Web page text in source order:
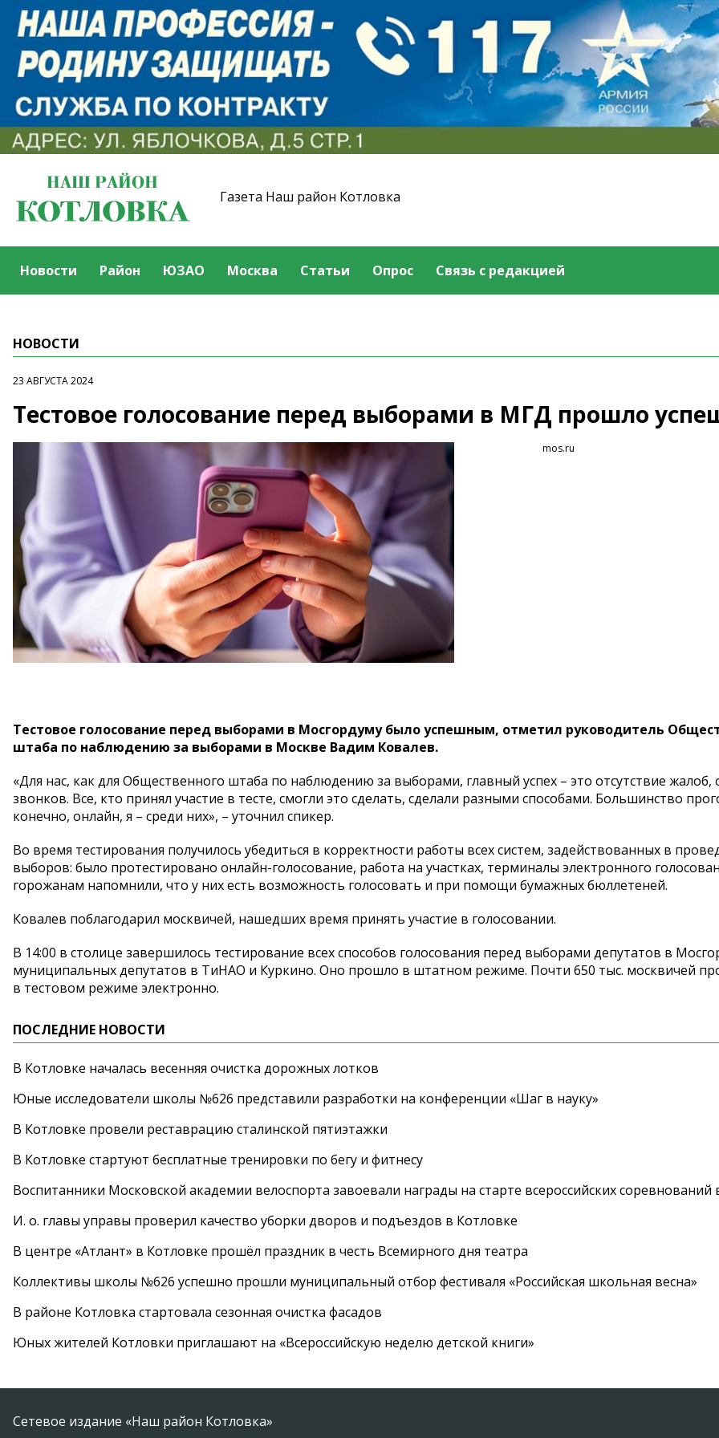
Газета Наш район Котловка
Новости Район ЮЗАО Москва Статьи Опрос Связь с редакцией
НОВОСТИ
23 АВГУСТА 2024
Тестовое голосование перед выборами в МГД прошло
mos.ru
Тестовое голосование перед выборами в Мосгордуму было успешным, отметил руководитель
штаба по наблюдению за выборами в Москве Вадим Ковалев.
«Для нас, как для Общественного штаба по наблюдению за выборами, главный успех – это отсутствие жалоб,
звонков. Все, кто принял участие в тесте, смогли это сделать, сделали разными способами. Большинство
конечно, онлайн, я – среди них», – уточнил спикер.
Во время тестирования получилось убедиться в корректности работы всех систем, задействованных в
выборов: было протестировано онлайн-голосование, работа на участках, терминалы электронного
горожанам напомнили, что у них есть возможность голосовать и при помощи бумажных бюллетеней.
Ковалев поблагодарил москвичей, нашедших время принять участие в голосовании.
В 14:00 в столице завершилось тестирование всех способов голосования перед выборами депутатов в
муниципальных депутатов в ТиНАО и Куркино. Оно прошло в штатном режиме. Почти 650 тыс. москвичей
в тестовом режиме электронно.
ПОСЛЕДНИЕ НОВОСТИ
В Котловке началась весенняя очистка дорожных лотков
Юные исследователи школы №626 представили разработки на конференции «Шаг в науку»
В Котловке провели реставрацию сталинской пятиэтажки
В Котловке стартуют бесплатные тренировки по бегу и фитнесу
Воспитанники Московской академии велоспорта завоевали награды на старте всероссийских соревнований
И. о. главы управы проверил качество уборки дворов и подъездов в Котловке
В центре «Атлант» в Котловке прошёл праздник в честь Всемирного дня театра
Коллективы школы №626 успешно прошли муниципальный отбор фестиваля «Российская школьная весна»
В районе Котловка стартовала сезонная очистка фасадов
Юных жителей Котловки приглашают на «Всероссийскую неделю детской книги»
Сетевое издание «Наш район Котловка»